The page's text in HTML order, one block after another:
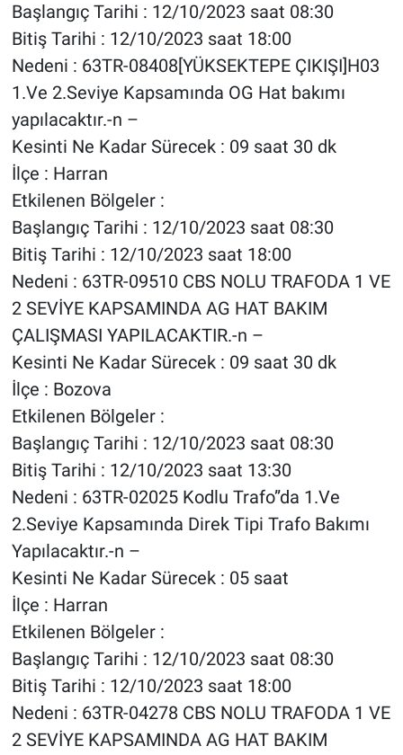
Başlangıç Tarihi : 12/10/2023 saat 08:30
Bitiş Tarihi : 12/10/2023 saat 18:00
Nedeni : 63TR-08408[YÜKSEKTEPE ÇIKIŞI]H03
1.Ve 2.Seviye Kapsamında OG Hat bakımı
yapılacaktır.-n –
Kesinti Ne Kadar Sürecek : 09 saat 30 dk
İlçe : Harran
Etkilenen Bölgeler :
Başlangıç Tarihi : 12/10/2023 saat 08:30
Bitiş Tarihi : 12/10/2023 saat 18:00
Nedeni : 63TR-09510 CBS NOLU TRAFODA 1 VE
2 SEVİYE KAPSAMINDA AG HAT BAKIM
ÇALIŞMASI YAPILACAKTIR.-n –
Kesinti Ne Kadar Sürecek : 09 saat 30 dk
İlçe : Bozova
Etkilenen Bölgeler :
Başlangıç Tarihi : 12/10/2023 saat 08:30
Bitiş Tarihi : 12/10/2023 saat 13:30
Nedeni : 63TR-02025 Kodlu Trafo”da 1.Ve
2.Seviye Kapsamında Direk Tipi Trafo Bakımı
Yapılacaktır.-n –
Kesinti Ne Kadar Sürecek : 05 saat
İlçe : Harran
Etkilenen Bölgeler :
Başlangıç Tarihi : 12/10/2023 saat 08:30
Bitiş Tarihi : 12/10/2023 saat 18:00
Nedeni : 63TR-04278 CBS NOLU TRAFODA 1 VE
2 SEVİYE KAPSAMINDA AG HAT BAKIM